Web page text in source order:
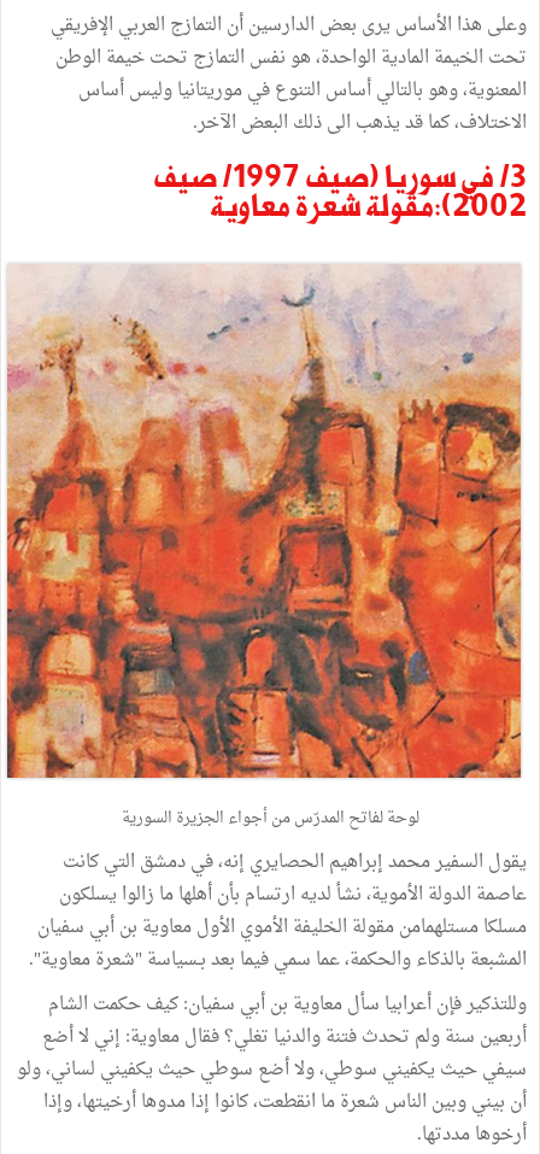
وعلى هذا الأساس يرى بعض الدارسين أن التمازج العربي الإفريقي
تحت الخيمة المادية الواحدة، هو نفس التمازج تحت خيمة الوطن
المعنوية، وهو بالتالي أساس التنوع في موريتانيا وليس أساس
الاختلاف، كما قد يذهب الى ذلك البعض الآخر.
3/ في سوريا (صيف 1997/ صيف
2002):مقولة شعرة معاوية
لوحة لفاتح المدرّس من أجواء الجزيرة السورية
يقول السفير محمد إبراهيم الحصايري إنه، في دمشق التي كانت
عاصمة الدولة الأموية، نشأ لديه ارتسام بأن أهلها ما زالوا يسلكون
مسلكا مستلهمامن مقولة الخليفة الأموي الأول معاوية بن أبي سفيان
المشبعة بالذكاء والحكمة، عما سمي فيما بعد بـسياسة "شعرة معاوية".
وللتذكير فإن أعرابيا سأل معاوية بن أبي سفيان: كيف حكمت الشام
أربعين سنة ولم تحدث فتنة والدنيا تغلي؟ فقال معاوية: إني لا أضع
سيفي حيث يكفيني سوطي، ولا أضع سوطي حيث يكفيني لساني، ولو
أن بيني وبين الناس شعرة ما انقطعت، كانوا إذا مدوها أرخيتها، وإذا
أرخوها مددتها.